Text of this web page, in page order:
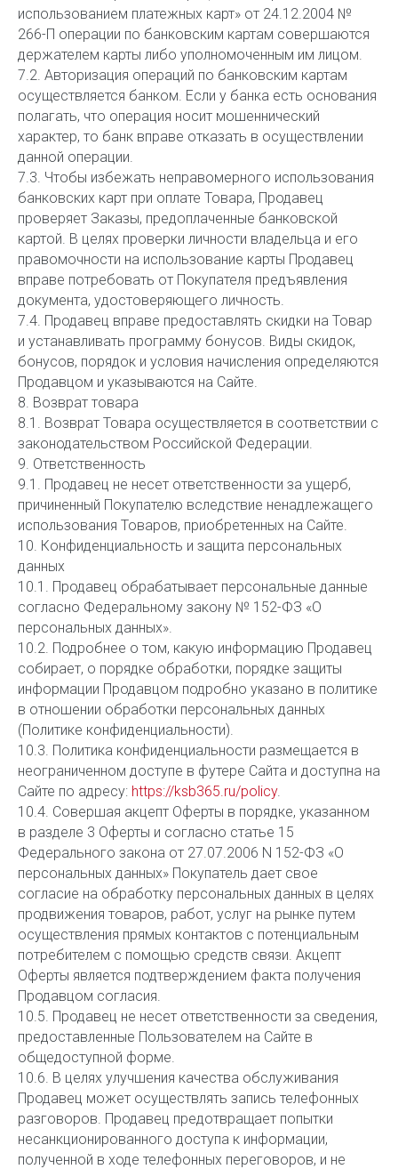
использованием платежных карт» от 24.12.2004 №
266-П операции по банковским картам совершаются
держателем карты либо уполномоченным им лицом.
7.2. Авторизация операций по банковским картам
осуществляется банком. Если у банка есть основания
полагать, что операция носит мошеннический
характер, то банк вправе отказать в осуществлении
данной операции.
7.3. Чтобы избежать неправомерного использования
банковских карт при оплате Товара, Продавец
проверяет Заказы, предоплаченные банковской
картой. В целях проверки личности владельца и его
правомочности на использование карты Продавец
вправе потребовать от Покупателя предъявления
документа, удостоверяющего личность.
7.4. Продавец вправе предоставлять скидки на Товар
и устанавливать программу бонусов. Виды скидок,
бонусов, порядок и условия начисления определяются
Продавцом и указываются на Сайте.
8. Возврат товара
8.1. Возврат Товара осуществляется в соответствии с
законодательством Российской Федерации.
9. Ответственность
9.1. Продавец не несет ответственности за ущерб,
причиненный Покупателю вследствие ненадлежащего
использования Товаров, приобретенных на Сайте.
10. Конфиденциальность и защита персональных
данных
10.1. Продавец обрабатывает персональные данные
согласно Федеральному закону № 152-ФЗ «О
персональных данных».
10.2. Подробнее о том, какую информацию Продавец
собирает, о порядке обработки, порядке защиты
информации Продавцом подробно указано в политике
в отношении обработки персональных данных
(Политике конфиденциальности).
10.3. Политика конфиденциальности размещается в
неограниченном доступе в футере Сайта и доступна на
Сайте по адресу: https://ksb365.ru/policy.
10.4. Совершая акцепт Оферты в порядке, указанном
в разделе 3 Оферты и согласно статье 15
Федерального закона от 27.07.2006 N 152-ФЗ «О
персональных данных» Покупатель дает свое
согласие на обработку персональных данных в целях
продвижения товаров, работ, услуг на рынке путем
осуществления прямых контактов с потенциальным
потребителем с помощью средств связи. Акцепт
Оферты является подтверждением факта получения
Продавцом согласия.
10.5. Продавец не несет ответственности за сведения,
предоставленные Пользователем на Сайте в
общедоступной форме.
10.6. В целях улучшения качества обслуживания
Продавец может осуществлять запись телефонных
разговоров. Продавец предотвращает попытки
несанкционированного доступа к информации,
полученной в ходе телефонных переговоров, и не